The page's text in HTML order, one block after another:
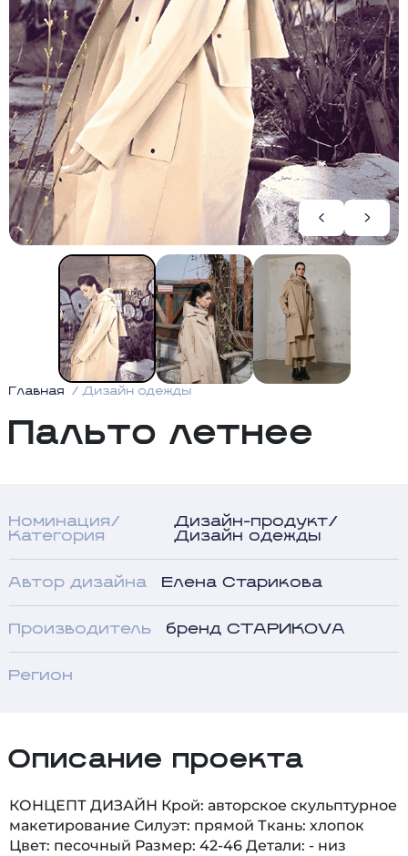
Главная Дизайн одежды
Пальто летнее
Номинация/
Категория
Дизайн-продукт/
Дизайн одежды
Автор дизайна Елена Старикова
Производитель бренд СТАРИКОVА
Регион
Описание проекта
КОНЦЕПТ ДИЗАЙН Крой: авторское скульптурное
макетирование Силуэт: прямой Ткань: хлопок
Цвет: песочный Размер: 42-46 Детали: - низ